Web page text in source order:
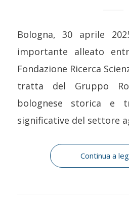
Bologna, 30 aprile
importante alleato
Fondazione Ricerca
tratta del Gruppo
bolognese storica e
significative del settore
Continua a